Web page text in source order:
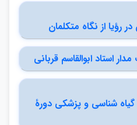
رؤيا از نگاه متكلمان
استاد ابوالقاسم قرباني
گياه شناسي و پزشكي دورۀ